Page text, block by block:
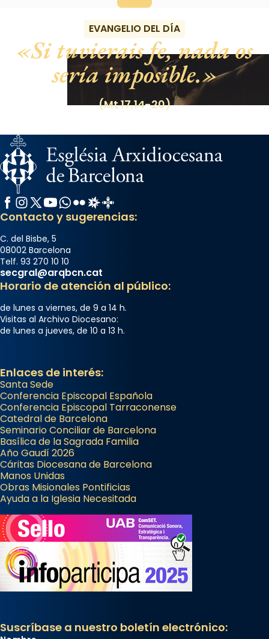
EVANGELIO DEL DÍA
Si tuvierais fe, nada os
sería imposible.
(Mt 17,14-20)
Facebook
Instagram
X / Twitter
YouTube
WhatsApp
FlickrRadio Estel
Catalunya Cristiana
Contacto y sugerencias:
C. del Bisbe, 5
08002 Barcelona
Telf. 93 270 10 10
secgral@arqbcn.cat
Horario de atención al público:
de lunes a viernes, de 9 a 14 h.
Visitas al Archivo Diocesano:
de lunes a jueves, de 10 a 13 h.
Enlaces de interés:
Santa Sede
Conferencia Episcopal Española
Conferencia Episcopal Tarraconense
Catedral de Barcelona
Seminario Conciliar de Barcelona
Basílica de la Sagrada Familia
Año Gaudí 2026
Cáritas Diocesana de Barcelona
Manos Unidas
Obras Misionales Pontificias
Ayuda a la Iglesia Necesitada
Suscríbase a nuestro boletín electrónico: